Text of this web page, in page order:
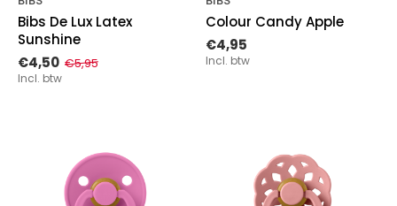
Bibs De Lux Latex
Sunshine
€4,50 €5,95
Incl. btw
Colour Candy Apple
€4,95
Incl. btw